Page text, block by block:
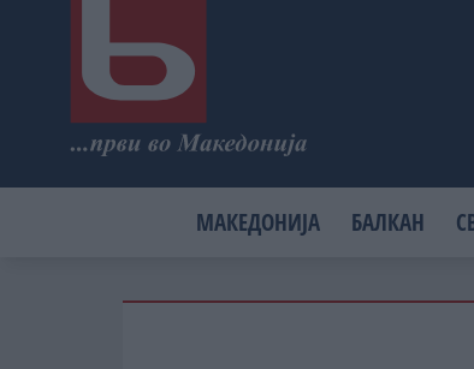
МАКЕДОНИЈА БАЛКАН